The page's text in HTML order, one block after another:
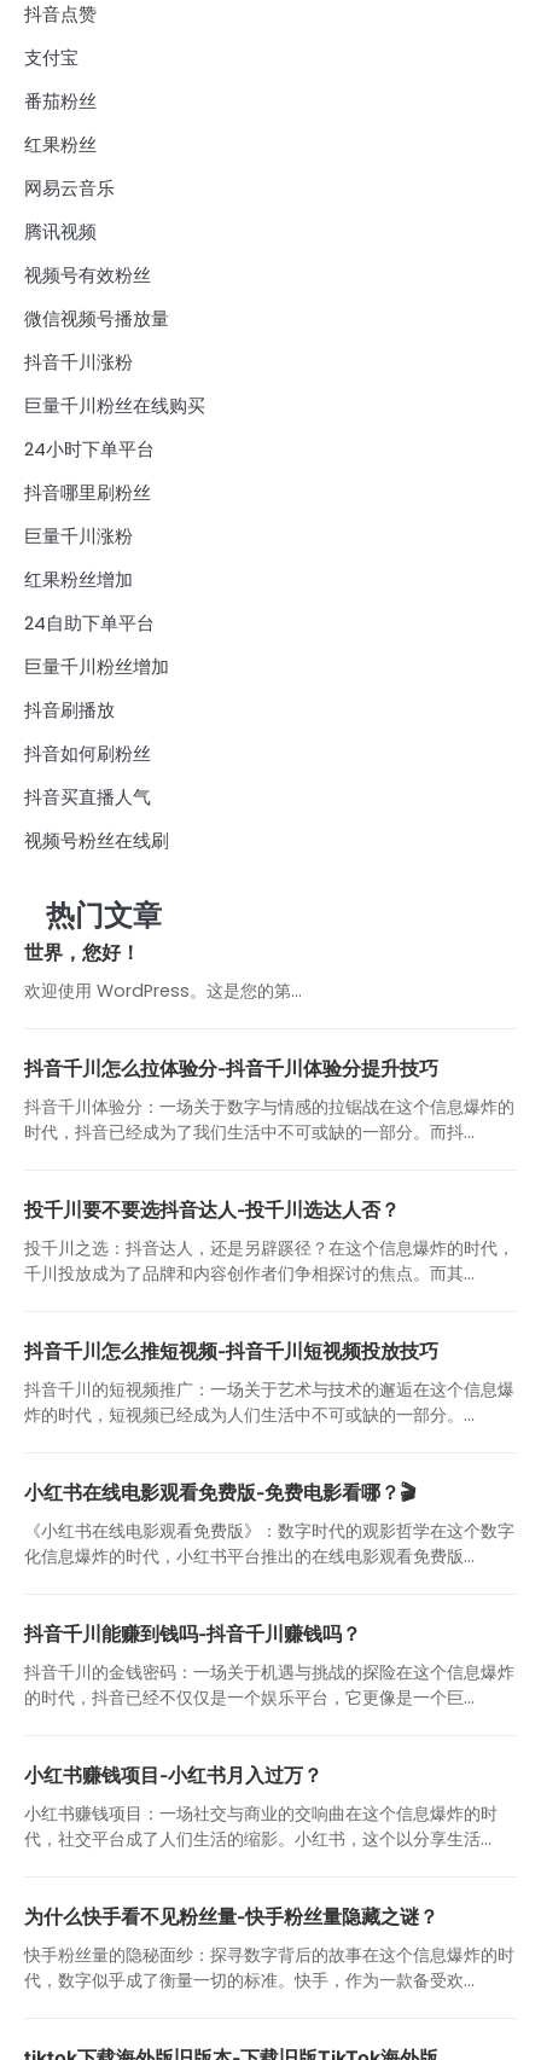
抖音点赞
支付宝
番茄粉丝
红果粉丝
网易云音乐
腾讯视频
视频号有效粉丝
微信视频号播放量
抖音千川涨粉
巨量千川粉丝在线购买
24小时下单平台
抖音哪里刷粉丝
巨量千川涨粉
红果粉丝增加
24自助下单平台
巨量千川粉丝增加
抖音刷播放
抖音如何刷粉丝
抖音买直播人气
视频号粉丝在线刷
热门文章
世界，您好！
欢迎使用 WordPress。这是您的第…
抖音千川怎么拉体验分-抖音千川体验分提升技巧
抖音千川体验分：一场关于数字与情感的拉锯战在这个信息爆炸的
时代，抖音已经成为了我们生活中不可或缺的一部分。而抖...
投千川要不要选抖音达人-投千川选达人否？
投千川之选：抖音达人，还是另辟蹊径？在这个信息爆炸的时代，
千川投放成为了品牌和内容创作者们争相探讨的焦点。而其...
抖音千川怎么推短视频-抖音千川短视频投放技巧
抖音千川的短视频推广：一场关于艺术与技术的邂逅在这个信息爆
炸的时代，短视频已经成为人们生活中不可或缺的一部分。...
小红书在线电影观看免费版-免费电影看哪？🎬
《小红书在线电影观看免费版》：数字时代的观影哲学在这个数字
化信息爆炸的时代，小红书平台推出的在线电影观看免费版...
抖音千川能赚到钱吗-抖音千川赚钱吗？
抖音千川的金钱密码：一场关于机遇与挑战的探险在这个信息爆炸
的时代，抖音已经不仅仅是一个娱乐平台，它更像是一个巨...
小红书赚钱项目-小红书月入过万？
小红书赚钱项目：一场社交与商业的交响曲在这个信息爆炸的时
代，社交平台成了人们生活的缩影。小红书，这个以分享生活...
为什么快手看不见粉丝量-快手粉丝量隐藏之谜？
快手粉丝量的隐秘面纱：探寻数字背后的故事在这个信息爆炸的时
代，数字似乎成了衡量一切的标准。快手，作为一款备受欢...